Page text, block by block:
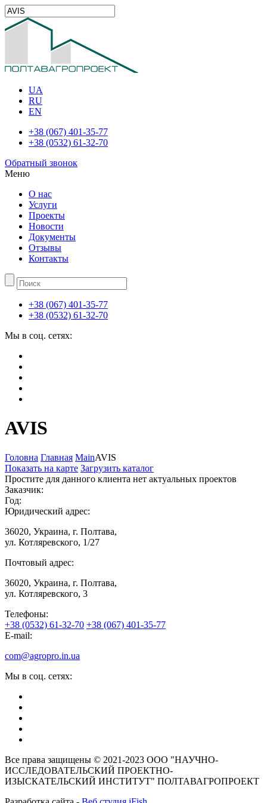
UA
RU
EN
+38 (067) 401-35-77
+38 (0532) 61-32-70
Обратный звонок
Меню
О нас
Услуги
Проекты
Новости
Документы
Отзывы
Контакты
+38 (067) 401-35-77
+38 (0532) 61-32-70
Мы в соц. сетях:
AVIS
Головна Главная MainAVIS
Показать на карте Загрузить каталог
Простите для данного клиента нет актуальных проектов
Заказчик:
Год:
Юридический адрес:
36020, Украина, г. Полтава,
ул. Котляревского, 1/27
Почтовый адрес:
36020, Украина, г. Полтава,
ул. Котляревского, 3
Телефоны:
+38 (0532) 61-32-70 +38 (067) 401-35-77
E-mail:
com@agropro.in.ua
Мы в соц. сетях:
Все права защищены © 2021-2023 ООО "НАУЧНО-
ИССЛЕДОВАТЕЛЬСКИЙ ПРОЕКТНО-
ИЗЫСКАТЕЛЬСКИЙ ИНСТИТУТ" ПОЛТАВАГРОПРОЕКТ